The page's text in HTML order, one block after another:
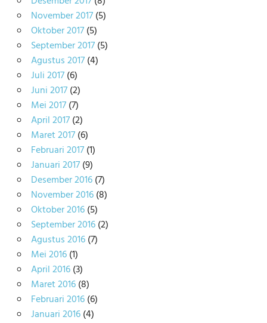
November 2017(5)
Oktober 2017(5)
September 2017(5)
Agustus 2017(4)
Juli 2017(6)
Juni 2017(2)
Mei 2017(7)
April 2017(2)
Maret 2017(6)
Februari 2017(1)
Januari 2017(9)
Desember 2016(7)
November 2016(8)
Oktober 2016(5)
September 2016(2)
Agustus 2016(7)
Mei 2016(1)
April 2016(3)
Maret 2016(8)
Februari 2016(6)
Januari 2016(4)